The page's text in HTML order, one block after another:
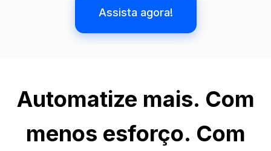
Assista agora!
Automatize mais. Com
menos esforço. Com